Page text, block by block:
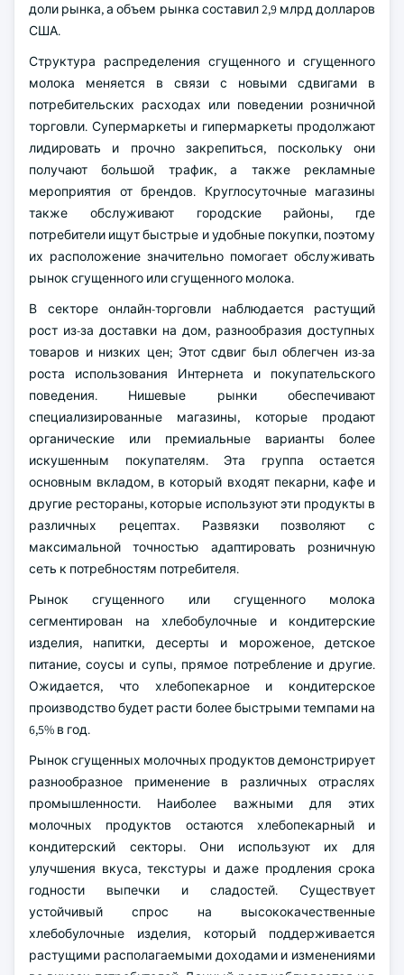
доли рынка, а объем рынка составил 2,9 млрд долларов
США.
Структура распределения сгущенного и сгущенного
молока меняется в связи с новыми сдвигами в
потребительских расходах или поведении розничной
торговли. Супермаркеты и гипермаркеты продолжают
лидировать и прочно закрепиться, поскольку они
получают большой трафик, а также рекламные
мероприятия от брендов. Круглосуточные магазины
также обслуживают городские районы, где
потребители ищут быстрые и удобные покупки, поэтому
их расположение значительно помогает обслуживать
рынок сгущенного или сгущенного молока.
В секторе онлайн-торговли наблюдается растущий
рост из-за доставки на дом, разнообразия доступных
товаров и низких цен; Этот сдвиг был облегчен из-за
роста использования Интернета и покупательского
поведения. Нишевые рынки обеспечивают
специализированные магазины, которые продают
органические или премиальные варианты более
искушенным покупателям. Эта группа остается
основным вкладом, в который входят пекарни, кафе и
другие рестораны, которые используют эти продукты в
различных рецептах. Развязки позволяют с
максимальной точностью адаптировать розничную
сеть к потребностям потребителя.
Рынок сгущенного или сгущенного молока
сегментирован на хлебобулочные и кондитерские
изделия, напитки, десерты и мороженое, детское
питание, соусы и супы, прямое потребление и другие.
Ожидается, что хлебопекарное и кондитерское
производство будет расти более быстрыми темпами на
6,5% в год.
Рынок сгущенных молочных продуктов демонстрирует
разнообразное применение в различных отраслях
промышленности. Наиболее важными для этих
молочных продуктов остаются хлебопекарный и
кондитерский секторы. Они используют их для
улучшения вкуса, текстуры и даже продления срока
годности выпечки и сладостей. Существует
устойчивый спрос на высококачественные
хлебобулочные изделия, который поддерживается
растущими располагаемыми доходами и изменениями